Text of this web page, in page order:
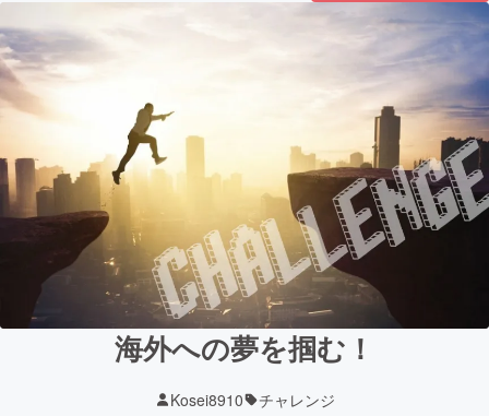
海外への夢を掴む！
Kosei8910 チャレンジ